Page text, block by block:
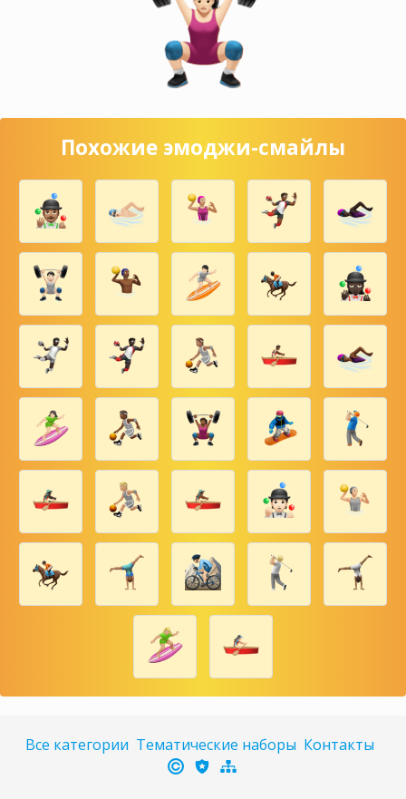
Похожие эмоджи-смайлы
Все категории Тематические наборы Контакты